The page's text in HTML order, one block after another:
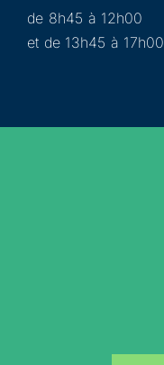
de 8h45 à 12h00
et de 13h45 à 17h00